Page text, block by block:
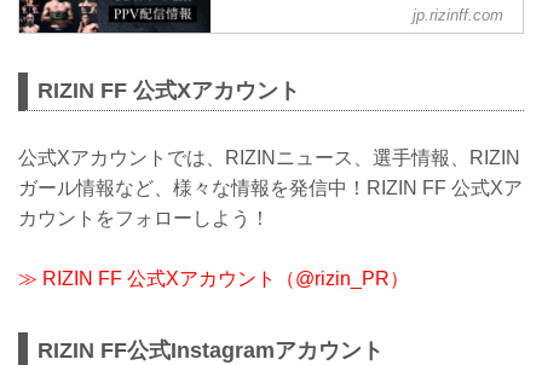
交通機関をご利用ください。
≫ Googleマップで見る
FIGHTING FEDERATION オフィシ
ャルサイト
配信チケットが、5月15日（金）12時より
RIZIN 100 CLUB、RIZIN LIVE、
たぞ！（※スカパー！は5/23(土)販売開
始）
お得なPPV前売りチケットは、大会前日
の6月5日（金）23:59まで販売！
が実況・解説ありで試合を見たい方は是
非、お好きな配信サービスでRIZIN
ルタイ...
jp.rizinff.com
RIZIN FF 公式Xアカウント
公式Xアカウントでは、RIZINニュース、選手情報、RIZIN
ガール情報など、様々な情報を発信中！RIZIN FF 公式Xア
カウントをフォローしよう！
≫ RIZIN FF 公式Xアカウント（@rizin_PR）
RIZIN FF公式Instagramアカウント